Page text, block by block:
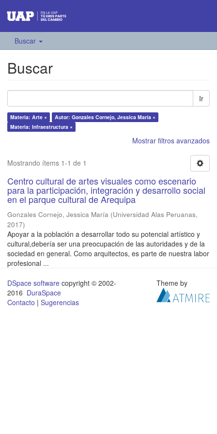
Buscar
Buscar
Ir
Materia: Arte ×
Autor: Gonzales Cornejo, Jessica María ×
Materia: Infraestructura ×
Mostrar filtros avanzados
Mostrando ítems 1-1 de 1
Centro cultural de artes visuales como escenario
para la participación, integración y desarrollo social
en el parque cultural de Arequipa
Gonzales Cornejo, Jessica María (Universidad Alas Peruanas,
2017)
Apoyar a la población a desarrollar todo su potencial artístico y
cultural,debería ser una preocupación de las autoridades y de la
sociedad en general. Como arquitectos, es parte de nuestra labor
profesional ...
DSpace software copyright © 2002-
2016 DuraSpace
Contacto | Sugerencias
Theme by